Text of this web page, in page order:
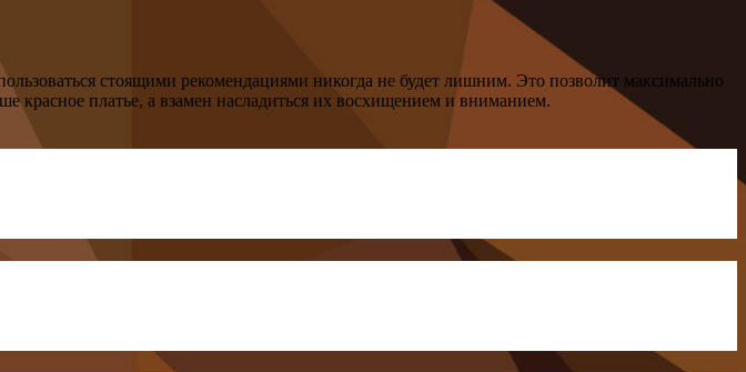
стоящими рекомендациями никогда не будет лишним. Это позволит максимально
красное платье, а взамен насладиться их восхищением и вниманием.